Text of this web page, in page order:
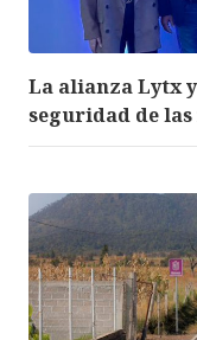
La alianza Lytx
seguridad de